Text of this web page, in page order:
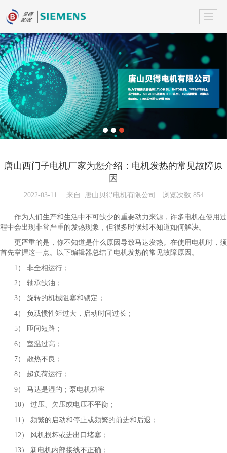
唐山西门子电机厂家为您介绍：电机发热的常见故障原
因
2022-03-11 来自: 唐山贝得电机有限公司 浏览次数:854
作为人们生产和生活中不可缺少的重要动力来源，许多电机在使用过
程中会出现非常严重的发热现象，但很多时候却不知道如何解决。
更严重的是，你不知道是什么原因导致马达发热。在使用电机时，须
首先掌握这一点。以下编辑器总结了电机发热的常见故障原因。
1） 非全相运行；
2） 轴承缺油；
3） 旋转的机械阻塞和锁定；
4） 负载惯性矩过大，启动时间过长；
5） 匝间短路；
6） 室温过高；
7） 散热不良；
8） 超负荷运行；
9） 马达是湿的；泵电机功率
10） 过压、欠压或电压不平衡；
11） 频繁的启动和停止或频繁的前进和后退；
12） 风机损坏或进出口堵塞；
13） 新电机内部接线不正确；